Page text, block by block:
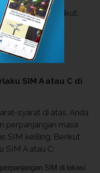
C sebagai berikut:
asli,
SIM A atau C di
syarat di atas, Anda
perpanjangan masa
SIM keliling. Berikut
SIM A atau C:
SIM di lokasi